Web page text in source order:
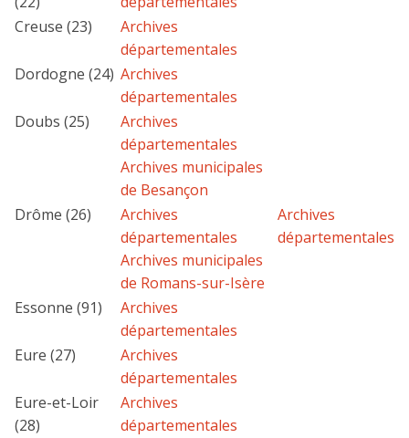
Creuse (23)
Archives
départementales
Dordogne (24) Archives
départementales
Doubs (25)
Archives
départementales
Archives municipales
de Besançon
Drôme (26)
Archives
départementales
Archives municipales
de Romans-sur-Isère
Archives
départementales
Essonne (91)
Archives
départementales
Eure (27)
Archives
départementales
Eure-et-Loir
(28)
Archives
départementales